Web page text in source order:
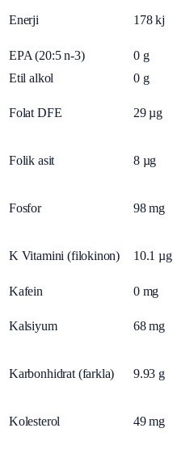
Enerji 178 kj
EPA (20:5 n-3) 0 g
Etil alkol
0 g
Folat DFE 29 µg
Folik asit 8 µg
Fosfor 98 mg
K Vitamini (filokinon) 10.1 µg
Kafein 0 mg
Kalsiyum 68 mg
Karbonhidrat (farkla) 9.93 g
Kolesterol 49 mg